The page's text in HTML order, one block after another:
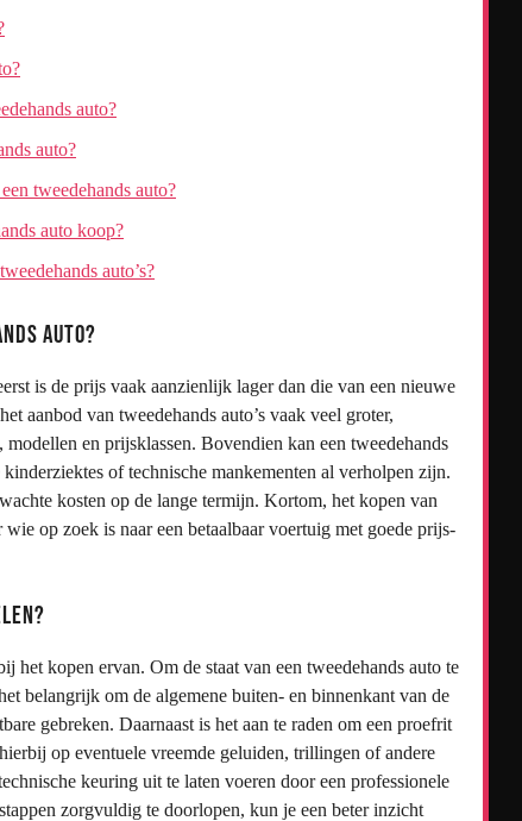
auto?
auto?
tweedehands auto?
auto koop?
auto’s?
auto?
is de prijs vaak aanzienlijk lager dan die van een nieuwe
aanbod van tweedehands auto’s vaak veel groter,
en prijsklassen. Bovendien kan een tweedehands
of technische mankementen al verholpen zijn.
kosten op de lange termijn. Kortom, het kopen van
op zoek is naar een betaalbaar voertuig met goede prijs-
het kopen ervan. Om de staat van een tweedehands auto te
belangrijk om de algemene buiten- en binnenkant van de
gebreken. Daarnaast is het aan te raden om een proefrit
op eventuele vreemde geluiden, trillingen of andere
keuring uit te laten voeren door een professionele
zorgvuldig te doorlopen, kun je een beter inzicht